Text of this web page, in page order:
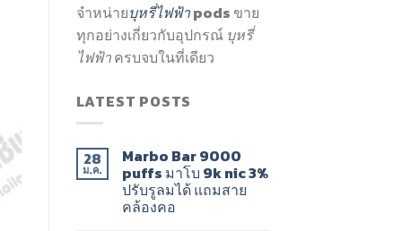
จำหน่ายบุหรี่ไฟฟ้าpods ขาย
ทุกอย่างเกี่ยวกับอุปกรณ์ บุหรี่
ไฟฟ้าครบจบในที่เดียว
LATEST POSTS
28
ม.ค.
Marbo Bar 9000
puffs มาโบ 9k nic 3%
ปรับรูลมได้ แถมสาย
คล้องคอ